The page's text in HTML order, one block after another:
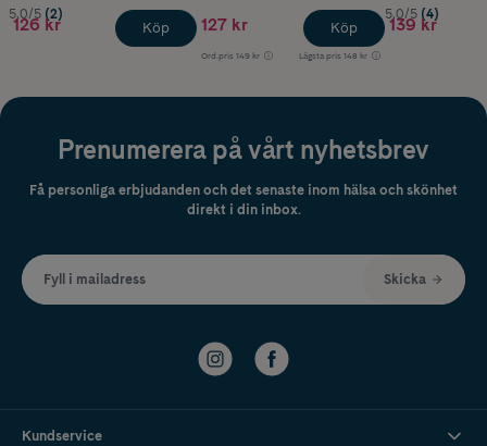
5.0/5 (2)
126 kr Köp 127 kr
Ord.pris 149 kr Lägsta pris 148 kr
Köp
5.0/5 (4)
139 kr
Prenumerera på vårt nyhetsbrev
Få personliga erbjudanden och det senaste inom hälsa och skönhet
direkt i din inbox.
Fyll i mailadress Skicka
Kundservice